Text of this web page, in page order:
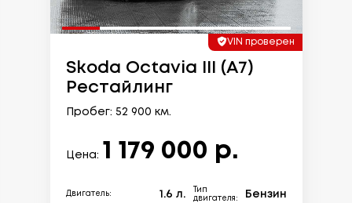
VIN проверен
Skoda Octavia III (A7)
Рестайлинг
Пробег: 52 900 км.
Цена: 1 179 000 р.
Двигатель: 1.6 л.
Тип
двигателя:
Бензин